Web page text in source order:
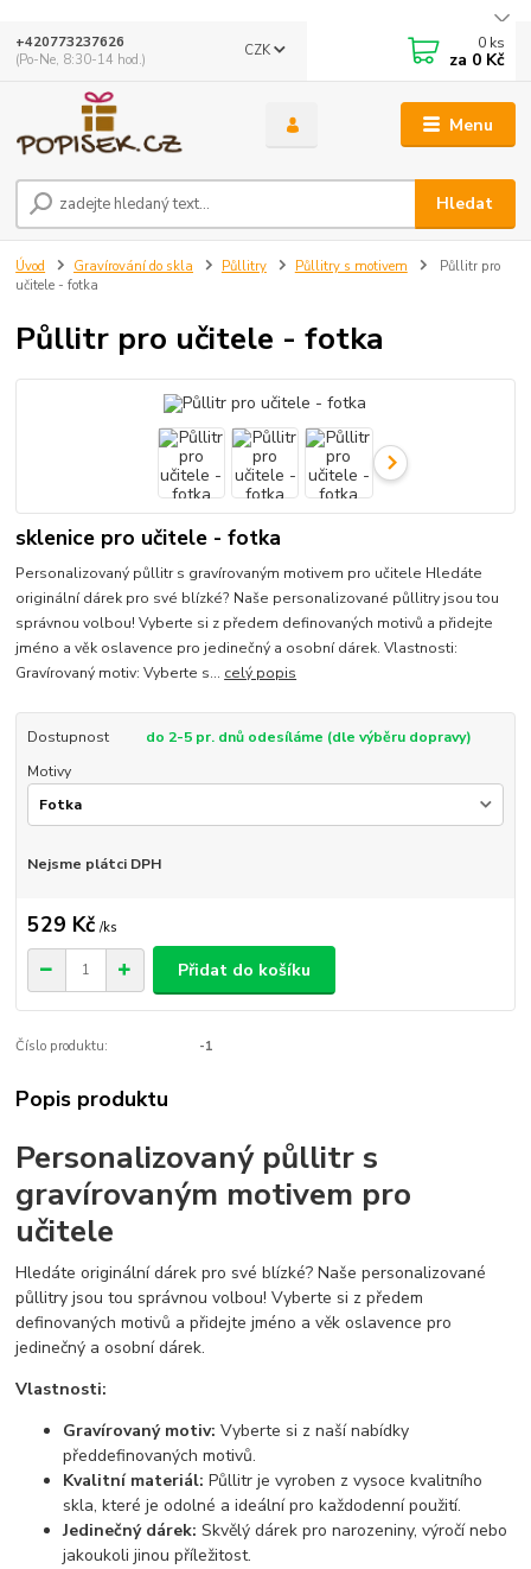
Menu
CZK
Hledat
+420773237626
(Po-Ne, 8:30-14 hod.)
0 ks
za 0 Kč
Úvod Gravírování do skla Půllitry Půllitry s motivem
Půllitr pro
učitele - fotka
Půllitr pro učitele - fotka
sklenice pro učitele - fotka
Personalizovaný půllitr s gravírovaným motivem pro učitele Hledáte
originální dárek pro své blízké? Naše personalizované půllitry jsou tou
správnou volbou! Vyberte si z předem definovaných motivů a přidejte
jméno a věk oslavence pro jedinečný a osobní dárek. Vlastnosti:
Gravírovaný motiv: Vyberte s... celý popis
Dostupnost
do 2-5 pr. dnů odesíláme (dle výběru dopravy)
Motivy
Nejsme plátci DPH
529 Kč /ks
Přidat do košíku
Číslo produktu: -1
Popis produktu
Personalizovaný půllitr s
gravírovaným motivem pro
učitele
Hledáte originální dárek pro své blízké? Naše personalizované
půllitry jsou tou správnou volbou! Vyberte si z předem
definovaných motivů a přidejte jméno a věk oslavence pro
jedinečný a osobní dárek.
Vlastnosti:
Gravírovaný motiv: Vyberte si z naší nabídky
předdefinovaných motivů.
Kvalitní materiál: Půllitr je vyroben z vysoce kvalitního
skla, které je odolné a ideální pro každodenní použití.
Jedinečný dárek: Skvělý dárek pro narozeniny, výročí nebo
jakoukoli jinou příležitost.